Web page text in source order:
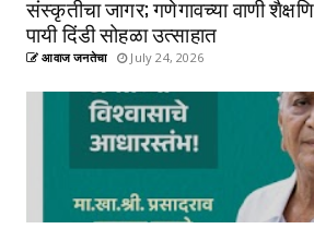
संस्कृतीचा जागर; गणेगावच्या वाणी
पायी दिंडी सोहळा उत्साहात
आवाज जनतेचा July 24, 2026